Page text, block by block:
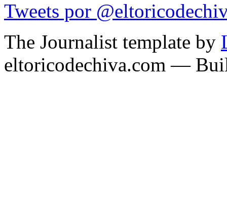
Tweets por
The Journalist template by
eltoricodechiva.com —